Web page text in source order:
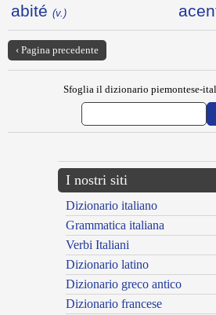
abité (v.)
‹ Pagina precedente
Sfoglia il dizionario piemontese-
I nostri siti
Dizionario italiano
Grammatica italiana
Verbi Italiani
Dizionario latino
Dizionario greco antico
Dizionario francese